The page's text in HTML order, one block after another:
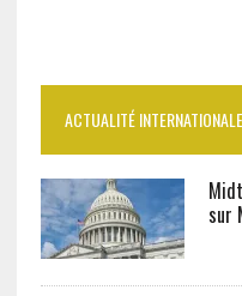
ACTUALITÉ INTERNATIONALE
sur